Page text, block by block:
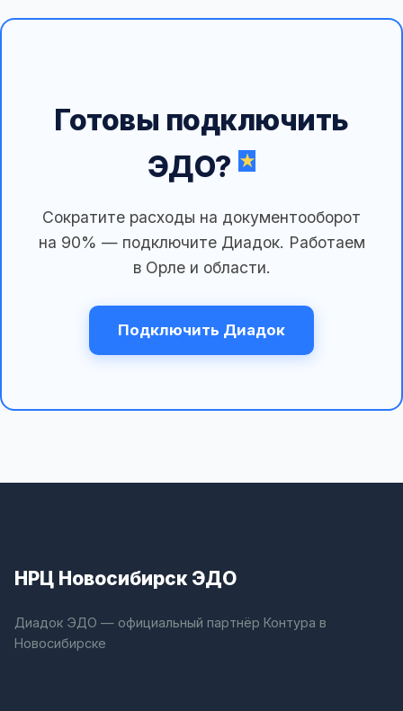
Готовы подключить
ЭДО?
Сократите расходы на документооборот
на 90% — подключите Диадок. Работаем
в Орле и области.
Подключить Диадок
НРЦ Новосибирск ЭДО
Диадок ЭДО — официальный партнёр Контура в
Новосибирске